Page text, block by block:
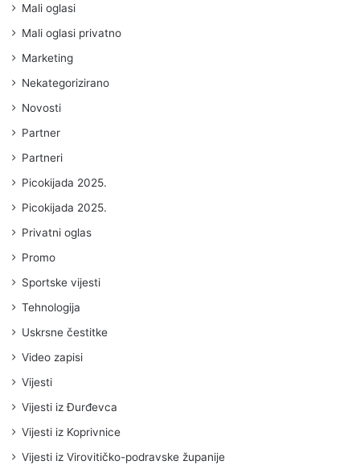
Mali oglasi
Mali oglasi privatno
Marketing
Nekategorizirano
Novosti
Partner
Partneri
Picokijada 2025.
Picokijada 2025.
Privatni oglas
Promo
Sportske vijesti
Tehnologija
Uskrsne čestitke
Video zapisi
Vijesti
Vijesti iz Đurđevca
Vijesti iz Koprivnice
Vijesti iz Virovitičko-podravske županije